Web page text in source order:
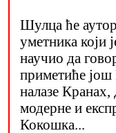
Шулца ће аутор
уметника који
научио да
приметиће још
налазе
модерне и
Кокошка...